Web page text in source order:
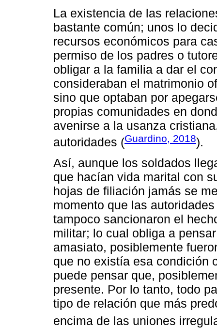
La existencia de las
bastante común; unos lo
recursos económicos para
permiso de los padres o
obligar a la familia a dar el
consideraban el matrimonio
sino que optaban por
propias comunidades en
avenirse a la usanza
autoridades (Guardino, 2018).
Así, aunque los soldados
que hacían vida marital con
hojas de filiación jamás se
momento que las
tampoco sancionaron el
militar; lo cual obliga a
amasiato, posiblemente
que no existía esa condición
puede pensar que,
presente. Por lo tanto, todo
tipo de relación que más
encima de las uniones